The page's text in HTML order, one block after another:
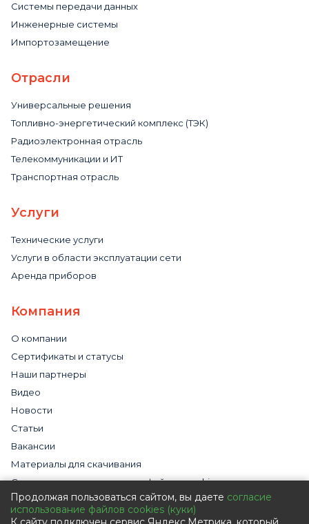
Системы передачи данных
Инженерные системы
Импортозамещение
Отрасли
Универсальные решения
Топливно-энергетический комплекс (ТЭК)
Радиоэлектронная отрасль
Телекоммуникации и ИТ
Транспортная отрасль
Услуги
Технические услуги
Услуги в области эксплуатации сети
Аренда приборов
Компания
О компании
Сертификаты и статусы
Наши партнеры
Видео
Новости
Статьи
Вакансии
Материалы для скачивания
Cогласие на использование файлов cookies
Обработка персональных данных с помощью сервиса
«Яндекс.Метрика»
Продолжая пользоваться сайтом, вы даете согласие
использование файлов cookies (куки)